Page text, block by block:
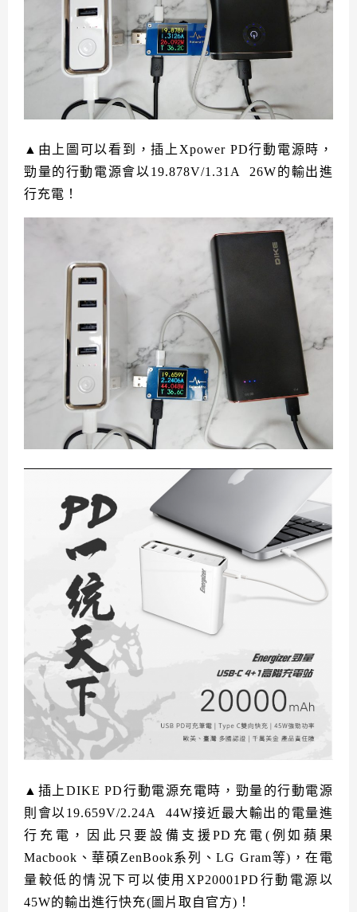
▲由上圖可以看到，插上Xpower PD行動電源時，
勁量的行動電源會以19.878V/1.31A 26W的輸出進
行充電！
▲插上DIKE PD行動電源充電時，勁量的行動電源
則會以19.659V/2.24A 44W接近最大輸出的電量進
行充電，因此只要設備支援PD充電(例如蘋果
Macbook、華碩ZenBook系列、LG Gram等)，在電
量較低的情況下可以使用XP20001PD行動電源以
45W的輸出進行快充(圖片取自官方)！